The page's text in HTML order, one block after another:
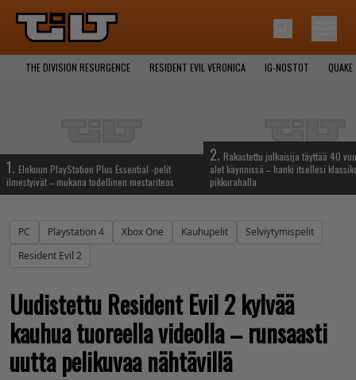
THE DIVISION RESURGENCE RESIDENT EVIL VERONICA IG-NOSTOT QUAKE
1. Elokuun PlayStation Plus Essential -pelit
ilmestyivät – mukana todellinen mestariteos
2. Rakastettu julkaisija täyttää 40
alet käynnissä – hanki itsellesi
pikkurahalla
PC Playstation 4 Xbox One Kauhupelit
Selviytymispelit
Resident Evil 2
Uudistettu Resident Evil 2 kylvää
kauhua tuoreella videolla – runsaasti
uutta pelikuvaa nähtävillä